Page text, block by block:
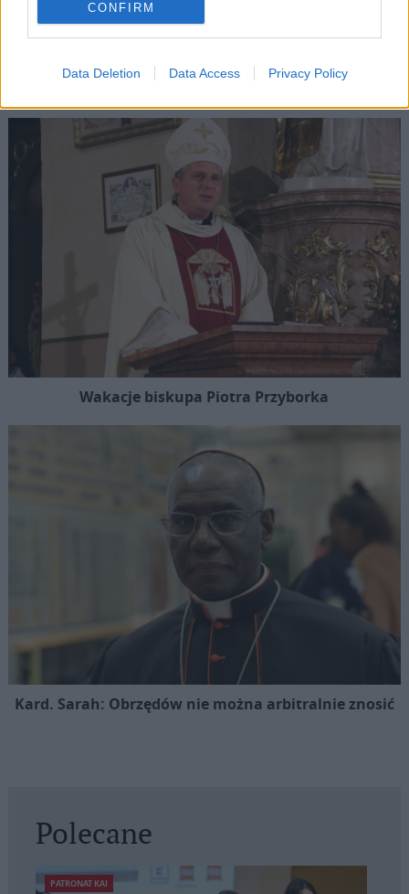
CONFIRM
Data Deletion Data Access Privacy Policy
wykorzystania seksualnego małoletnich niezgodna z
Wakacje biskupa Piotra Przyborka
Kard. Sarah: Obrzędów nie można arbitralnie znosić
Polecane
PATRONAT KAI